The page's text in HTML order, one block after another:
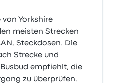
von Yorkshire
meisten Strecken
Steckdosen. Die
Strecke und
empfiehlt, die
zu überprüfen.